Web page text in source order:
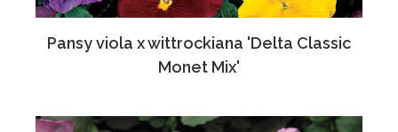
Pansy viola x wittrockiana 'Delta Classic
Monet Mix'